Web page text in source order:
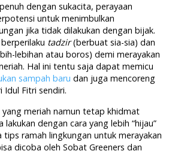
dengan sukacita, perayaan
untuk menimbulkan
jika tidak dilakukan dengan bijak.
tadzir(berbuat sia-sia) dan
lebihan atau boros) demi merayakan
Hal ini tentu saja dapat memicu
sampah baru dan juga mencoreng
Idul Fitri sendiri.
yang meriah namun tetap khidmat
lakukan dengan cara yang lebih “hijau”
tips ramah lingkungan untuk merayakan
dicoba oleh Sobat Greeners dan